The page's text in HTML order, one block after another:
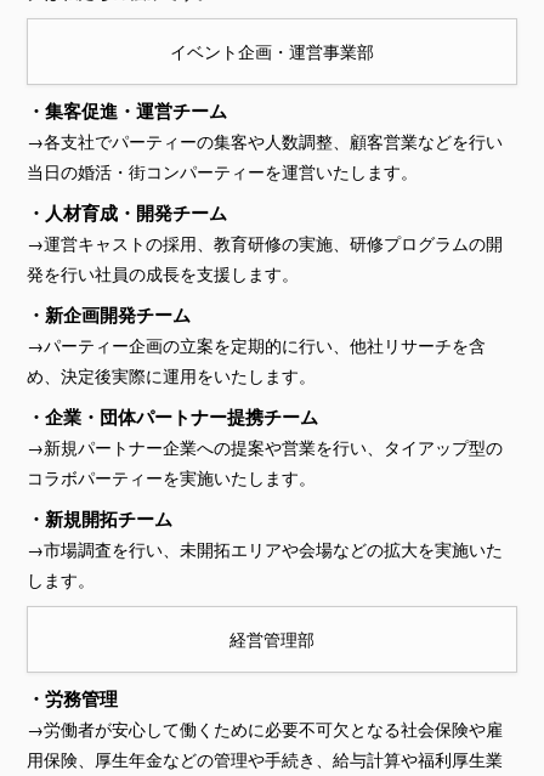
イベント企画・運営事業部
・集客促進・運営チーム
→各支社でパーティーの集客や人数調整、顧客営業などを行い
当日の婚活・街コンパーティーを運営いたします。
・人材育成・開発チーム
→運営キャストの採用、教育研修の実施、研修プログラムの開
発を行い社員の成長を支援します。
・新企画開発チーム
→パーティー企画の立案を定期的に行い、他社リサーチを含
め、決定後実際に運用をいたします。
・企業・団体パートナー提携チーム
→新規パートナー企業への提案や営業を行い、タイアップ型の
コラボパーティーを実施いたします。
・新規開拓チーム
→市場調査を行い、未開拓エリアや会場などの拡大を実施いた
します。
経営管理部
・労務管理
→労働者が安心して働くために必要不可欠となる社会保険や雇
用保険、厚生年金などの管理や手続き、給与計算や福利厚生業